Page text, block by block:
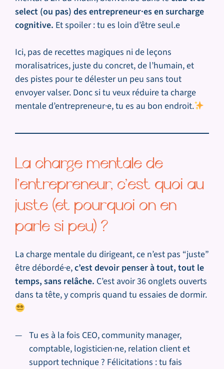
select (ou pas) des entrepreneur·es en surcharge
cognitive. Et spoiler : tu es loin d’être seul.e
Ici, pas de recettes magiques ni de leçons
moralisatrices, juste du concret, de l’humain, et
des pistes pour te délester un peu sans tout
envoyer valser. Donc si tu veux réduire ta charge
mentale d’entrepreneur·e, tu es au bon endroit.
La charge mentale de
l’entrepreneur, c’est quoi au
juste (et pourquoi on en
parle si peu) ?
La charge mentale du dirigeant, ce n’est pas “juste”
être débordé·e,c’est devoir penser à tout, tout le
temps, sans relâche. C’est avoir 36 onglets ouverts
dans ta tête, y compris quand tu essaies de dormir.
Tu es à la fois CEO, community manager,
comptable, logisticien·ne, relation client et
support technique ? Félicitations : tu fais